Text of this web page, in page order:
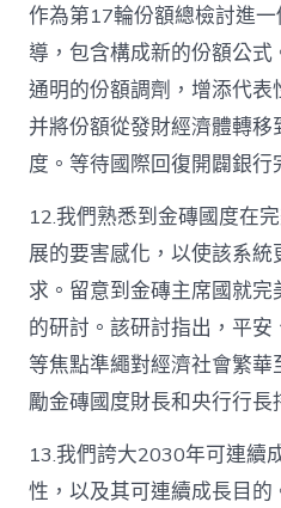
作為第17輪份額總檢討進
導，包含構成新的份額公式
通明的份額調劑，增添代表
并將份額從發財經濟體轉移
度。等待國際回復開闢銀行
12.我們熟悉到金磚國度在
展的要害感化，以使該系
求。留意到金磚主席國就
的研討。該研討指出，平
等焦點準繩對經濟社會繁
勵金磚國度財長和央行行長
13.我們誇大2030年可連續
性，以及其可連續成長目